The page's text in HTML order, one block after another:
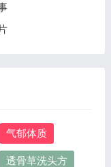
。另外...
郭的分布犹如一
朝上。其分布的
肢相...
皮肤营养不良的
气郁体质
透骨草洗头方